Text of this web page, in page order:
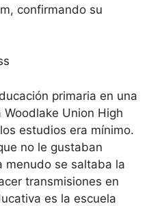
confirmando su
primaria en una
Union High
estudios era mínimo.
no le gustaban
menudo se saltaba la
transmisiones en
es la escuela